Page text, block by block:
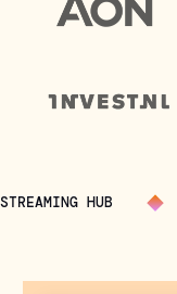
STREAMING HUB